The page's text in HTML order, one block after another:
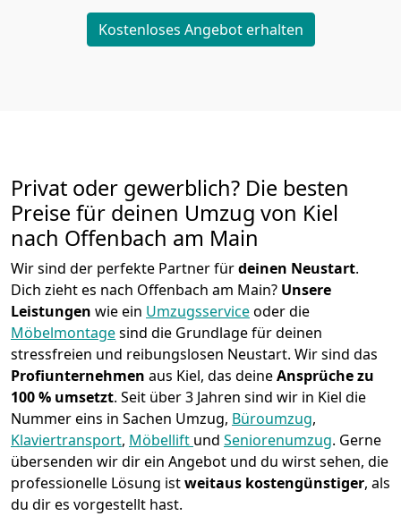
Kostenloses Angebot erhalten
Privat oder gewerblich? Die besten
Preise für deinen Umzug von Kiel
nach Offenbach am Main
Wir sind der perfekte Partner fürdeinen Neustart.
Dich zieht es nach Offenbach am Main? Unsere
Leistungen wie ein Umzugsserviceoder die
Möbelmontagesind die Grundlage für deinen
stressfreien und reibungslosen Neustart. Wir sind das
Profiunternehmen aus Kiel, das deineAnsprüche zu
100 % umsetzt. Seit über 3 Jahren sind wir in Kiel die
Nummer eins in Sachen Umzug, Büroumzug,
Klaviertransport, Möbellift und Seniorenumzug. Gerne
übersenden wir dir ein Angebot und du wirst sehen, die
professionelle Lösung istweitaus kostengünstiger, als
du dir es vorgestellt hast.